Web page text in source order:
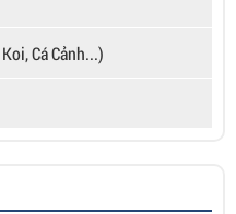
Cá Cảnh...)